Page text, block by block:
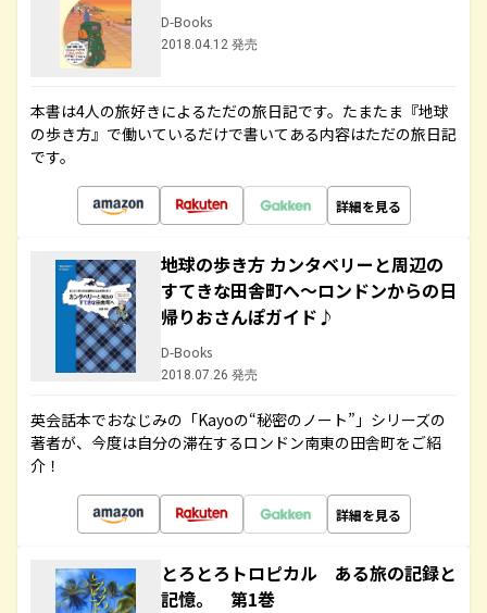
D-Books
2018.04.12 発売
本書は4人の旅好きによるただの旅日記です。たまたま『地球
の歩き方』で働いているだけで書いてある内容はただの旅日記
です。
詳細を見る
地球の歩き方 カンタベリーと周辺の
すてきな田舎町へ～ロンドンからの日
帰りおさんぽガイド♪
D-Books
2018.07.26 発売
英会話本でおなじみの「Kayoの“秘密のノート”」シリーズの
著者が、今度は自分の滞在するロンドン南東の田舎町をご紹
介！
詳細を見る
とろとろトロピカル ある旅の記録と
記憶。 第1巻